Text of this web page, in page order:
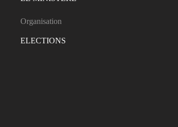
Organisation
ELECTIONS